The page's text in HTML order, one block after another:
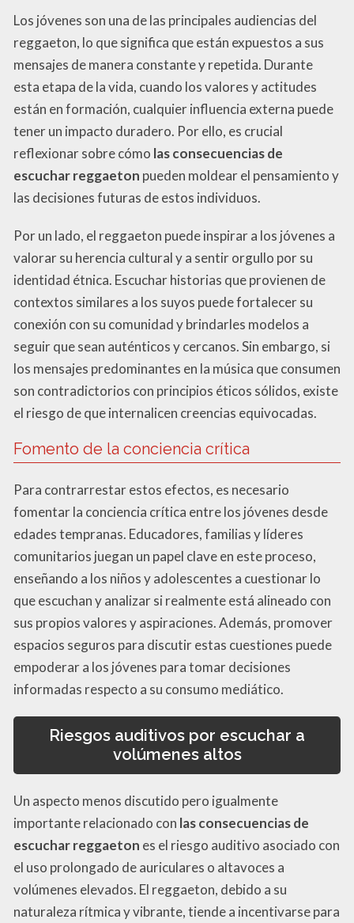
Los jóvenes son una de las principales audiencias del
reggaeton, lo que significa que están expuestos a sus
mensajes de manera constante y repetida. Durante
esta etapa de la vida, cuando los valores y actitudes
están en formación, cualquier influencia externa puede
tener un impacto duradero. Por ello, es crucial
reflexionar sobre cómo las consecuencias de
escuchar reggaeton pueden moldear el pensamiento y
las decisiones futuras de estos individuos.
Por un lado, el reggaeton puede inspirar a los jóvenes a
valorar su herencia cultural y a sentir orgullo por su
identidad étnica. Escuchar historias que provienen de
contextos similares a los suyos puede fortalecer su
conexión con su comunidad y brindarles modelos a
seguir que sean auténticos y cercanos. Sin embargo, si
los mensajes predominantes en la música que consumen
son contradictorios con principios éticos sólidos, existe
el riesgo de que internalicen creencias equivocadas.
Fomento de la conciencia crítica
Para contrarrestar estos efectos, es necesario
fomentar la conciencia crítica entre los jóvenes desde
edades tempranas. Educadores, familias y líderes
comunitarios juegan un papel clave en este proceso,
enseñando a los niños y adolescentes a cuestionar lo
que escuchan y analizar si realmente está alineado con
sus propios valores y aspiraciones. Además, promover
espacios seguros para discutir estas cuestiones puede
empoderar a los jóvenes para tomar decisiones
informadas respecto a su consumo mediático.
Riesgos auditivos por escuchar a
volúmenes altos
Un aspecto menos discutido pero igualmente
importante relacionado con las consecuencias de
escuchar reggaeton es el riesgo auditivo asociado con
el uso prolongado de auriculares o altavoces a
volúmenes elevados. El reggaeton, debido a su
naturaleza rítmica y vibrante, tiende a incentivarse para